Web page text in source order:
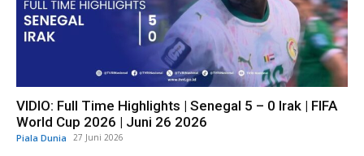
VIDIO: Full Time Highlights | Senegal 5 – 0 Irak | FIFA
World Cup 2026 | Juni 26 2026
Piala Dunia 27 Juni 2026